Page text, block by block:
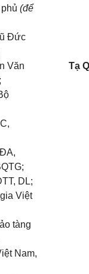
phủ(để
Đức
Văn
;
DL;
Việt
tàng
Nam,
Tạ